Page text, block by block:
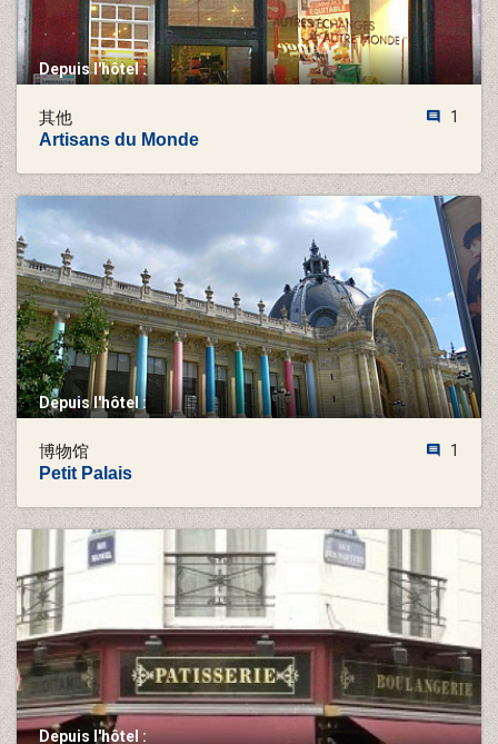
Depuis l'hôtel :
1
其他
Artisans du Monde
Depuis l'hôtel :
1
博物馆
Petit Palais
Depuis l'hôtel :